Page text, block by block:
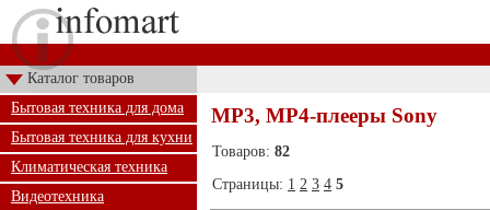
Каталог товаров
Бытовая техника для дома
Бытовая техника для кухни
Климатическая техника
Видеотехника
MP3, MP4-плееры Sony
Товаров: 82
Страницы: 1 2 3 4 5